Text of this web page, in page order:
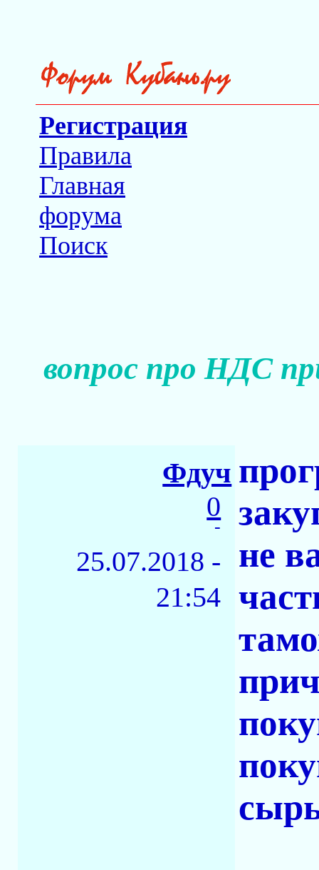
Регистрация
Правила
Главная
форума
Поиск
вопрос про НДС
Фдуч
0
-
25.07.2018 -
21:54
не